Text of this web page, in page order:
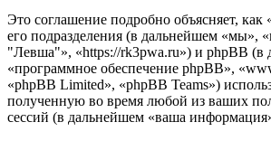
Это соглашение подробно объясняет,
его подразделения (в дальнейшем «мы»,
"Левша"», «https://rk3pwa.ru») и phpBB (в
«программное обеспечение phpBB»,
«phpBB Limited», «phpBB Teams»)
полученную во время любой из ваших
сессий (в дальнейшем «ваша